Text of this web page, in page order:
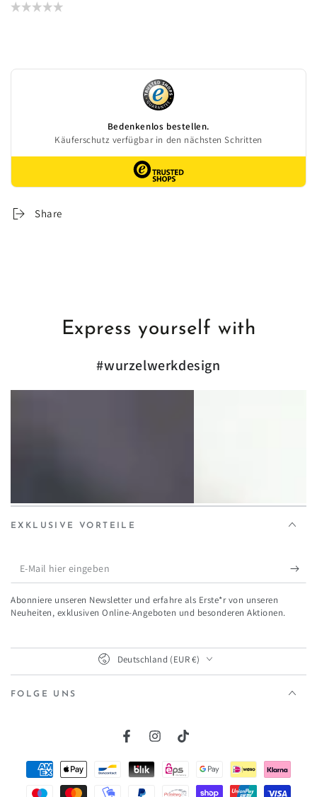
Share
Express yourself with
#wurzelwerkdesign
EXKLUSIVE VORTEILE
E-
Mail
hier
Abonniere unseren Newsletter und erfahre als Erste*r von unseren
Neuheiten, exklusiven Online-Angeboten und besonderen Aktionen.
Land/Region
Deutschland (EUR €)
FOLGE UNS
FacebookInstagramTikTok
Zahlungsmöglichkeiten